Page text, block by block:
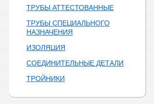
ТРУБЫ АТТЕСТОВАННЫЕ
ТРУБЫ СПЕЦИАЛЬНОГО
НАЗНАЧЕНИЯ
ИЗОЛЯЦИЯ
СОЕДИНИТЕЛЬНЫЕ ДЕТАЛИ
ТРОЙНИКИ